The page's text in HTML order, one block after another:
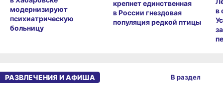
модернизируют
психиатрическую
больницу
крепнет единственная
в России гнездовая
популяция редкой птицы
в
РАЗВЛЕЧЕНИЯ И АФИША В раздел